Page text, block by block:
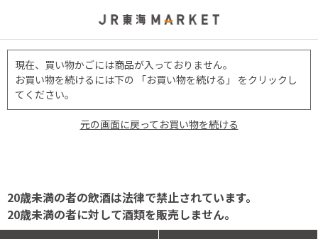
現在、買い物かごには商品が入っておりません。
お買い物を続けるには下の 「お買い物を続ける」 をクリックし
てください。
元の画面に戻ってお買い物を続ける
20歳未満の者の飲酒は法律で禁止されています。
20歳未満の者に対して酒類を販売しません。